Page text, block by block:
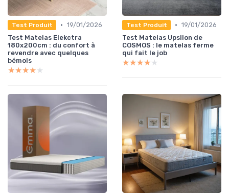
Test Produit • 19/01/2026
Test Matelas Elekctra
180x200cm : du confort à
revendre avec quelques
bémols
★★★★★
★★★★★
Test Produit • 19/01/2026
Test Matelas Upsilon de
COSMOS : le matelas ferme
qui fait le job
★★★★★
★★★★★